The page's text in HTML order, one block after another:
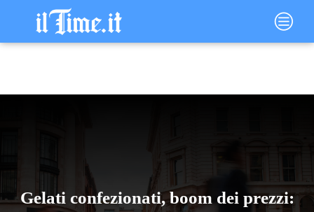
contenuto
Main
Menu
Gelati confezionati, boom dei prezzi: